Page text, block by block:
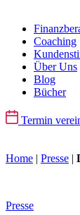
Coaching
Über Uns
Blog
Bücher
Termin
Home | Presse |
Presse